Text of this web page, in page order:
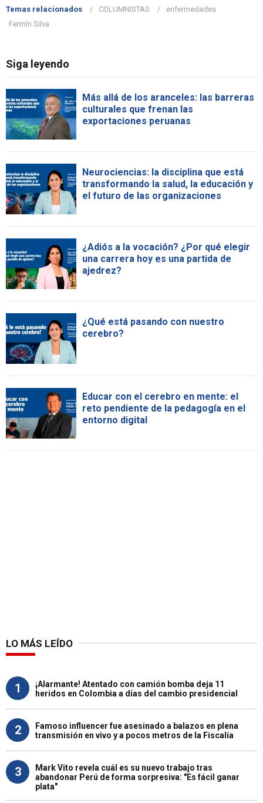
Temas relacionados COLUMNISTAS
enfermedades
Fermín Silva
Siga leyendo
Más allá de los aranceles: las barreras
culturales que frenan las
exportaciones peruanas
Neurociencias: la disciplina que está
transformando la salud, la educación y
el futuro de las organizaciones
¿Adiós a la vocación? ¿Por qué elegir
una carrera hoy es una partida de
ajedrez?
¿Qué está pasando con nuestro
cerebro?
Educar con el cerebro en mente: el
reto pendiente de la pedagogía en el
entorno digital
LO MÁS LEÍDO
1
¡Alarmante! Atentado con camión bomba deja 11
heridos en Colombia a días del cambio presidencial
2
Famoso influencer fue asesinado a balazos en plena
transmisión en vivo y a pocos metros de la Fiscalía
3
Mark Vito revela cuál es su nuevo trabajo tras
abandonar Perú de forma sorpresiva: "Es fácil ganar
plata"